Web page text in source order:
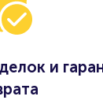
и